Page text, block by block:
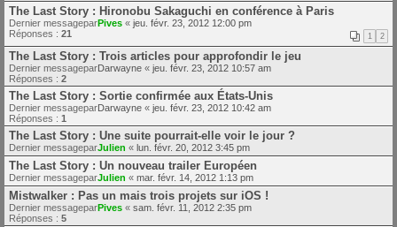
The Last Story : Hironobu Sakaguchi en conférence à Paris
Dernier messageparPives « jeu. févr. 23, 2012 12:00 pm
Réponses : 21 1 2
The Last Story : Trois articles pour approfondir le jeu
Dernier messageparDarwayne « jeu. févr. 23, 2012 10:57 am
Réponses : 2
The Last Story : Sortie confirmée aux États-Unis
Dernier messageparDarwayne « jeu. févr. 23, 2012 10:42 am
Réponses : 1
The Last Story : Une suite pourrait-elle voir le jour ?
Dernier messageparJulien « lun. févr. 20, 2012 3:45 pm
The Last Story : Un nouveau trailer Européen
Dernier messageparJulien « mar. févr. 14, 2012 1:13 pm
Mistwalker : Pas un mais trois projets sur iOS !
Dernier messageparPives « sam. févr. 11, 2012 2:35 pm
Réponses : 5